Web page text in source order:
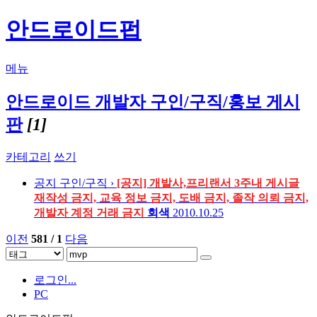
안드로이드펍
메뉴
안드로이드 개발자 구인/구직/홍보 게시
판 [1]
카테고리 쓰기
공지 구인/구직 › [공지] 개발사,프리랜서 3주내 게시글
재작성 금지, 교육 정보 금지, 도배 금지, 졸작 의뢰 금지,
개발자 계정 거래 금지 회색 2010.10.25
이전 581 / 1 다음
로그인...
PC